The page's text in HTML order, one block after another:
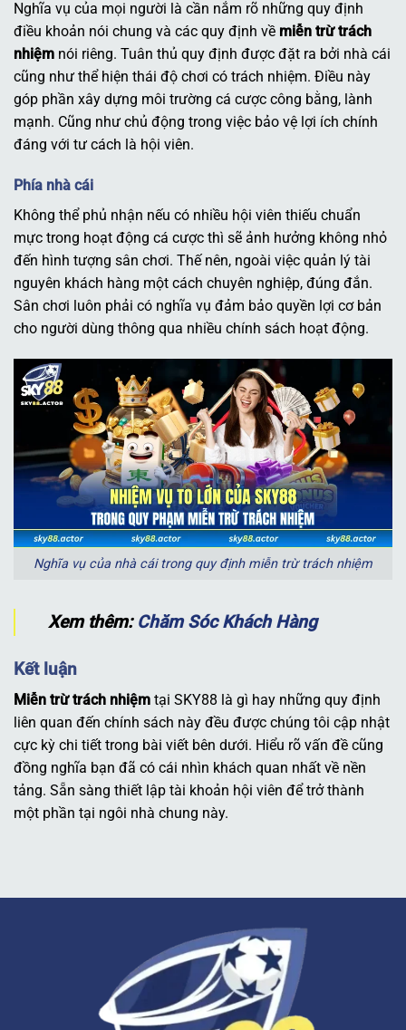
Nghĩa vụ của mọi người là cần nắm rõ những quy định
điều khoản nói chung và các quy định về miễn trừ trách
nhiệm nói riêng. Tuân thủ quy định được đặt ra bởi nhà cái
cũng như thể hiện thái độ chơi có trách nhiệm. Điều này
góp phần xây dựng môi trường cá cược công bằng, lành
mạnh. Cũng như chủ động trong việc bảo vệ lợi ích chính
đáng với tư cách là hội viên.
Phía nhà cái
Không thể phủ nhận nếu có nhiều hội viên thiếu chuẩn
mực trong hoạt động cá cược thì sẽ ảnh hưởng không nhỏ
đến hình tượng sân chơi. Thế nên, ngoài việc quản lý tài
nguyên khách hàng một cách chuyên nghiệp, đúng đắn.
Sân chơi luôn phải có nghĩa vụ đảm bảo quyền lợi cơ bản
cho người dùng thông qua nhiều chính sách hoạt động.
Nghĩa vụ của nhà cái trong quy định miễn trừ trách nhiệm
Xem thêm: Chăm Sóc Khách Hàng
Kết luận
Miễn trừ trách nhiệm tại SKY88 là gì hay những quy định
liên quan đến chính sách này đều được chúng tôi cập nhật
cực kỳ chi tiết trong bài viết bên dưới. Hiểu rõ vấn đề cũng
đồng nghĩa bạn đã có cái nhìn khách quan nhất về nền
tảng. Sẵn sàng thiết lập tài khoản hội viên để trở thành
một phần tại ngôi nhà chung này.